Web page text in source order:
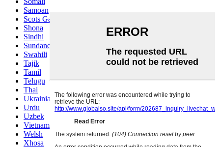
Samoan
Scots Gaelic
Shona
Sindhi
Sundanese
Swahili
Tajik
Tamil
Telugu
Thai
Ukrainian
Urdu
Uzbek
Vietnamese
Welsh
Xhosa